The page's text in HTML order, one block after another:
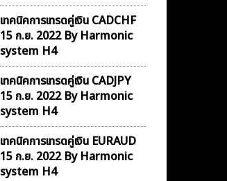
เทคนิคการเทรดคู่เงิน CADCHF
15 ก.ย. 2022 By Harmonic
system H4
เทคนิคการเทรดคู่เงิน CADJPY
15 ก.ย. 2022 By Harmonic
system H4
เทคนิคการเทรดคู่เงิน EURAUD
15 ก.ย. 2022 By Harmonic
system H4